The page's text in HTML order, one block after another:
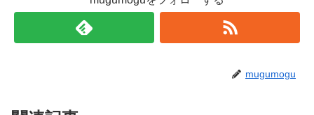
mugumogu